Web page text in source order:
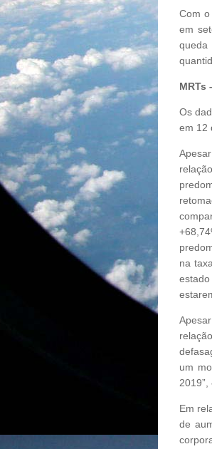
Com
em
MRTs
Os
em 12
na
um
2019”,
Em
de